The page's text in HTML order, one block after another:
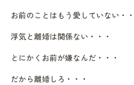
お前のことはもう愛していない・・
浮気と離婚は関係ない・・・
とにかくお前が嫌なんだ・・・
だから離婚しろ・・・